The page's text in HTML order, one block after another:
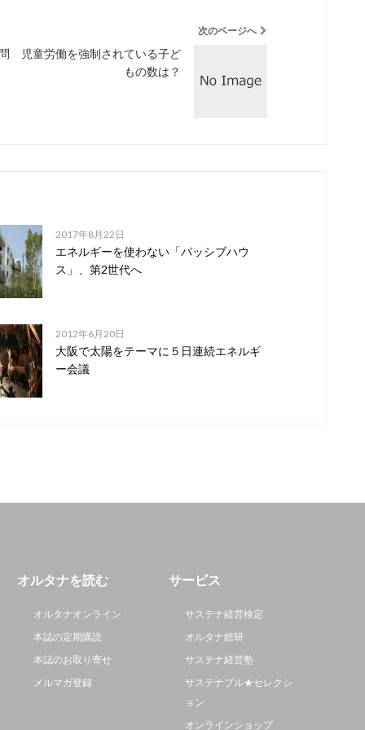
次のページへ
児童労働を強制されている子ど
もの数は？
2017年8月22日
エネルギーを使わない「パッシブハウ
ス」、第2世代へ
2012年6月20日
大阪で太陽をテーマに５日連続エネルギ
ー会議
オルタナを読む
オルタナオンライン
本誌の定期購読
本誌のお取り寄せ
メルマガ登録
サービス
サステナ経営検定
オルタナ総研
サステナ経営塾
サステナブル★セレクシ
ョン
オンラインショップ